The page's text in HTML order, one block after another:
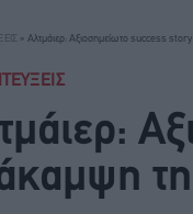
» Αλτμάιερ: Αξιοσημείωτο success story